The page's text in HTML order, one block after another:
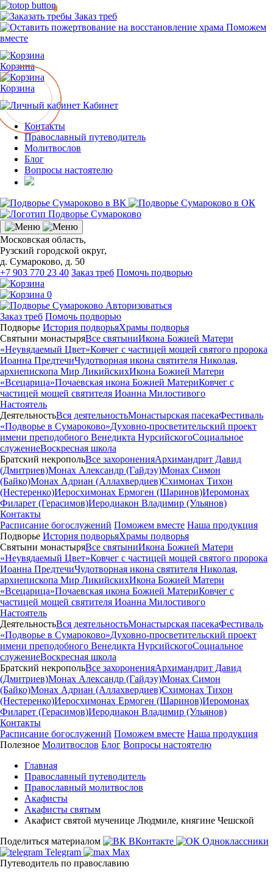
Заказ треб
Поможем
вместе
Корзина
Корзина
0
Кабинет
Контакты
Православный путеводитель
Молитвослов
Блог
Вопросы настоятелю
Московская область,
Рузский городской округ,
д. Сумароково, д. 50
+7 903 770 23 40 Заказ треб Помочь подворью
0
Авторизоваться
Заказ треб Помочь подворью
Подворье История подворьяХрамы подворья
Святыни монастыряВсе святыниИкона Божией Матери
«Неувядаемый Цвет»Ковчег с частицей мощей святого пророка
Иоанна ПредтечиЧудотворная икона святителя Николая,
архиепископа Мир ЛикийскихИкона Божией Матери
«Всецарица»Почаевская икона Божией МатериКовчег с
частицей мощей святителя Иоанна Милостивого
Настоятель
ДеятельностьВся деятельностьМонастырская пасекаФестиваль
«Подворье в Сумароково»Духовно-просветительский проект
имени преподобного Венедикта НурсийскогоСоциальное
служениеВоскресная школа
Братский некропольВсе захороненияАрхимандрит Давид
(Дмитриев)Монах Александр (Гайдэу)Монах Симон
(Байко)Монах Адриан (Аллахвердиев)Схимонах Тихон
(Нестеренко)Иеросхимонах Ермоген (Шаринов)Иеромонах
Филарет (Герасимов)Иеродиакон Владимир (Ульянов)
Контакты
Расписание богослужений Поможем вместе Наша продукция
Подворье История подворьяХрамы подворья
Святыни монастыряВсе святыниИкона Божией Матери
«Неувядаемый Цвет»Ковчег с частицей мощей святого пророка
Иоанна ПредтечиЧудотворная икона святителя Николая,
архиепископа Мир ЛикийскихИкона Божией Матери
«Всецарица»Почаевская икона Божией МатериКовчег с
частицей мощей святителя Иоанна Милостивого
Настоятель
ДеятельностьВся деятельностьМонастырская пасекаФестиваль
«Подворье в Сумароково»Духовно-просветительский проект
имени преподобного Венедикта НурсийскогоСоциальное
служениеВоскресная школа
Братский некропольВсе захороненияАрхимандрит Давид
(Дмитриев)Монах Александр (Гайдэу)Монах Симон
(Байко)Монах Адриан (Аллахвердиев)Схимонах Тихон
(Нестеренко)Иеросхимонах Ермоген (Шаринов)Иеромонах
Филарет (Герасимов)Иеродиакон Владимир (Ульянов)
Контакты
Расписание богослужений Поможем вместе Наша продукция
Полезное Молитвослов Блог Вопросы настоятелю
Главная
Православный путеводитель
Православный молитвослов
Акафисты
Акафисты святым
Акафист святой мученице Людмиле, княгине Чешской
Поделиться материалом
ВКонтакте
Одноклассники
Telegram
Max
Путеводитель по православию